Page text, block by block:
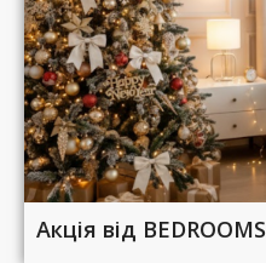
Акція від BEDROOMS